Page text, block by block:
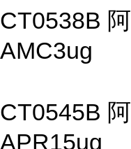
CT0538B
AMC3ug
CT0545B
APR15ug